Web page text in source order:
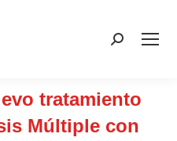
Buscar:
tratamiento
Múltiple con